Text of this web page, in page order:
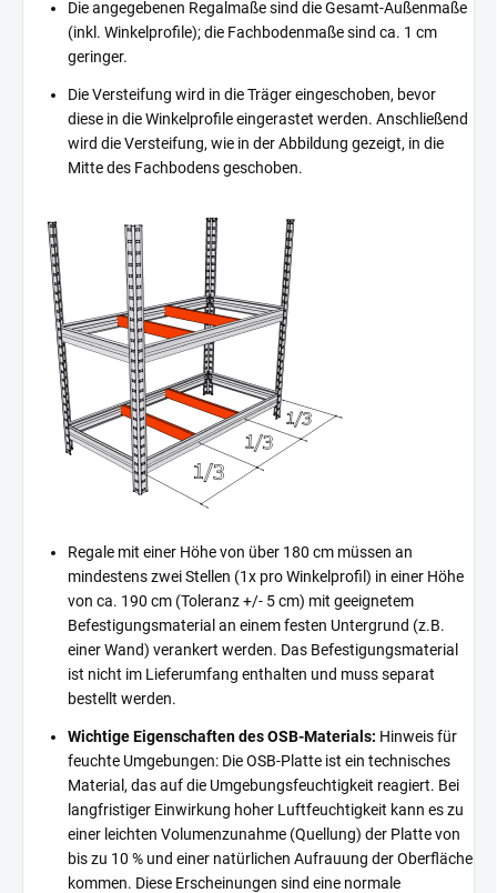
Die angegebenen Regalmaße sind die Gesamt-Außenmaße
(inkl. Winkelprofile); die Fachbodenmaße sind ca. 1 cm
geringer.
Die Versteifung wird in die Träger eingeschoben, bevor
diese in die Winkelprofile eingerastet werden. Anschließend
wird die Versteifung, wie in der Abbildung gezeigt, in die
Mitte des Fachbodens geschoben.
Regale mit einer Höhe von über 180 cm müssen an
mindestens zwei Stellen (1x pro Winkelprofil) in einer Höhe
von ca. 190 cm (Toleranz +/- 5 cm) mit geeignetem
Befestigungsmaterial an einem festen Untergrund (z.B.
einer Wand) verankert werden. Das Befestigungsmaterial
ist nicht im Lieferumfang enthalten und muss separat
bestellt werden.
Wichtige Eigenschaften des OSB-Materials: Hinweis für
feuchte Umgebungen: Die OSB-Platte ist ein technisches
Material, das auf die Umgebungsfeuchtigkeit reagiert. Bei
langfristiger Einwirkung hoher Luftfeuchtigkeit kann es zu
einer leichten Volumenzunahme (Quellung) der Platte von
bis zu 10 % und einer natürlichen Aufrauung der Oberfläche
kommen. Diese Erscheinungen sind eine normale